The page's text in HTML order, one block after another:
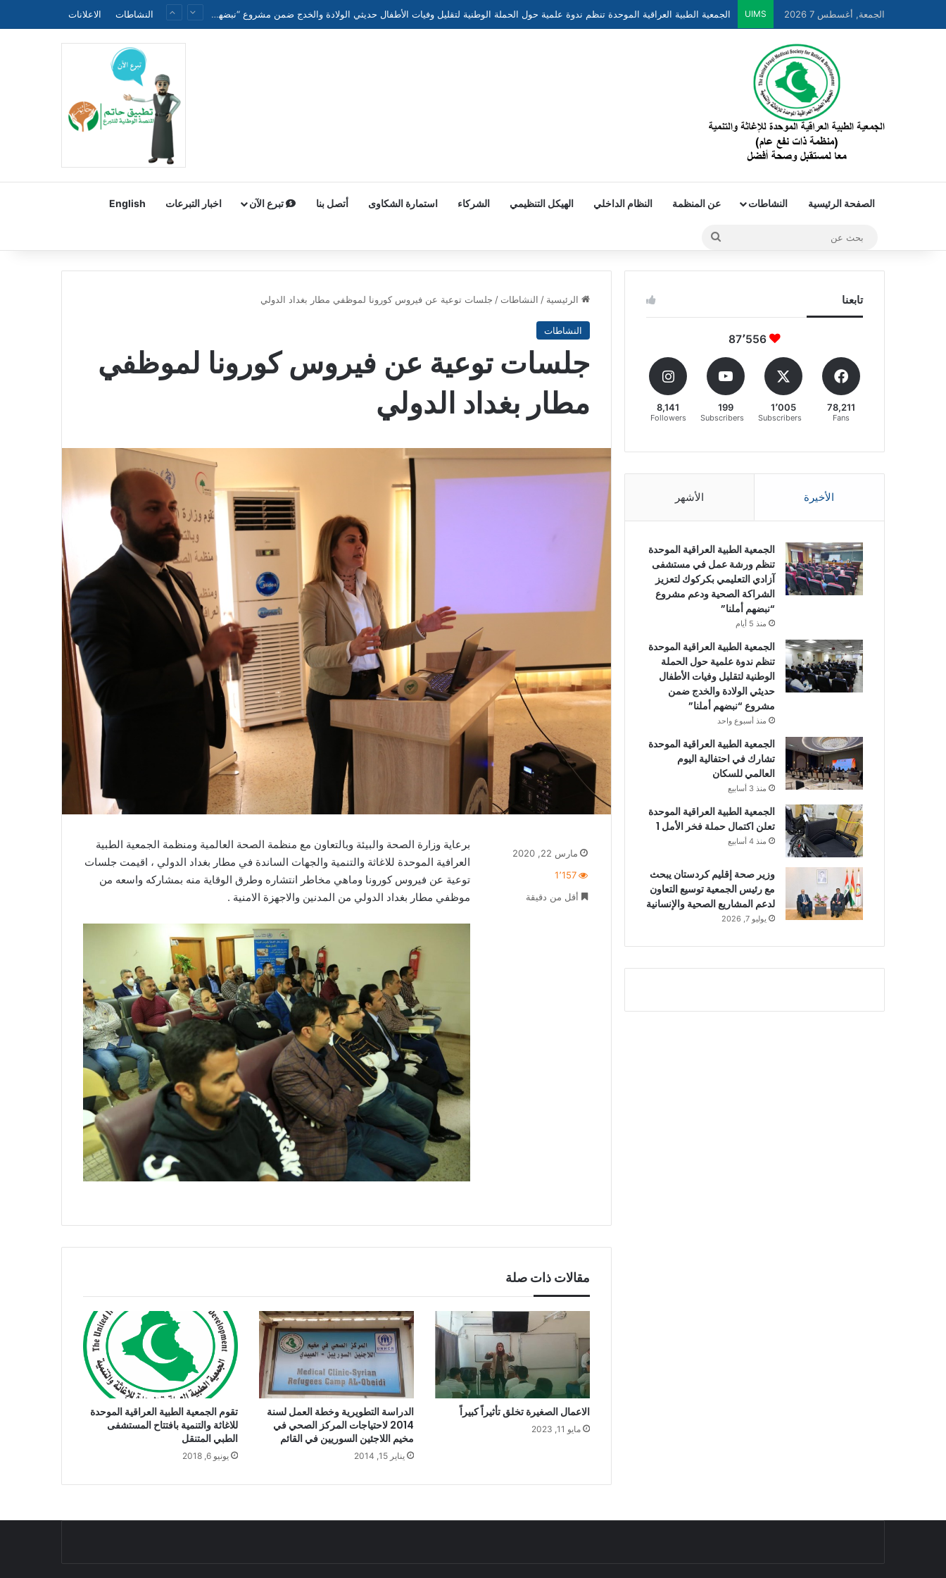
الجمعة, أغسطس 7 2026 UIMS الجمعية الطبية العراقية الموحدة تنظم ندوة علمية حول الحملة الوطنية لتقليل وفيات الأطفال حديثي الولادة والخدج ضمن مشروع “نبضهم أملنا” النشاطات الاعلانات
الصفحة الرئيسية النشاطات عن المنظمة النظام الداخلي الهيكل التنظيمي الشركاء استمارة الشكاوى أتصل بنا تبرع الآن اخبار التبرعات English
الرئيسية / النشاطات / جلسات توعية عن فيروس كورونا لموظفي مطار بغداد الدولي
النشاطات
جلسات توعية عن فيروس كورونا لموظفي
مطار بغداد الدولي
برعاية وزارة الصحة والبيئة وبالتعاون مع منظمة الصحة العالمية ومنظمة الجمعية الطبية
العرافية الموحدة للاغاثة والتنمية والجهات الساندة في مطار بغداد الدولي ، اقيمت جلسات
توعية عن فيروس كورونا وماهي مخاطر انتشاره وطرق الوقاية منه بمشاركه واسعه من
موظفي مطار بغداد الدولي من المدنين والاجهزة الامنية .
مارس 22, 2020
1٬157
أقل من دقيقة
مقالات ذات صلة
الاعمال الصغيرة تخلق تأثيراً كبيراً
مايو 11, 2023
الدراسة التطويرية وخطة العمل لسنة
2014 لاحتياجات المركز الصحي في
مخيم اللاجئين السوريين في القائم
يناير 15, 2014
تقوم الجمعية الطبية العراقية الموحدة
للاغاثة والتنمية بافتتاح المستشفى
الطبي المتنقل
يونيو 6, 2018
تابعنا
87٬556
78,211
Fans
1٬005
Subscribers
199
Subscribers
8,141
Followers
الأخيرة الأشهر
الجمعية الطبية العراقية الموحدة
تنظم ورشة عمل في مستشفى
آزادي التعليمي بكركوك لتعزيز
الشراكة الصحية ودعم مشروع
“نبضهم أملنا”
منذ 5 أيام
الجمعية الطبية العراقية الموحدة
تنظم ندوة علمية حول الحملة
الوطنية لتقليل وفيات الأطفال
حديثي الولادة والخدج ضمن
مشروع “نبضهم أملنا”
منذ أسبوع واحد
الجمعية الطبية العراقية الموحدة
تشارك في احتفالية اليوم
العالمي للسكان
منذ 3 أسابيع
الجمعية الطبية العراقية الموحدة
تعلن اكتمال حملة فخر الأمل 1
منذ 4 أسابيع
وزير صحة إقليم كردستان يبحث
مع رئيس الجمعية توسيع التعاون
لدعم المشاريع الصحية والإنسانية
يوليو 7, 2026